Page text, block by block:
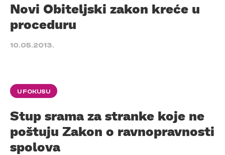
Novi Obiteljski zakon kreće u
proceduru
10.05.2013.
U FOKUSU
Stup srama za stranke koje ne
poštuju Zakon o ravnopravnosti
spolova